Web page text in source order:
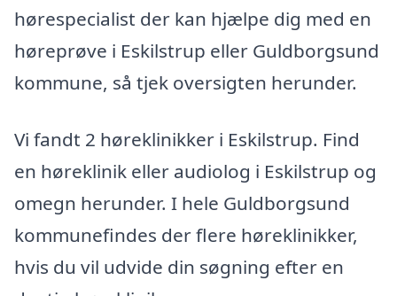
hørespecialist der kan hjælpe dig med en
høreprøve i Eskilstrup eller Guldborgsund
kommune, så tjek oversigten herunder.
Vi fandt 2 høreklinikker i Eskilstrup. Find
en høreklinik eller audiolog i Eskilstrup og
omegn herunder. I hele Guldborgsund
kommunefindes der flere høreklinikker,
hvis du vil udvide din søgning efter en